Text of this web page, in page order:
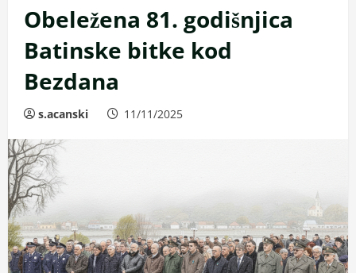
Obeležena 81. godišnjica
Batinske bitke kod
Bezdana
s.acanski 11/11/2025